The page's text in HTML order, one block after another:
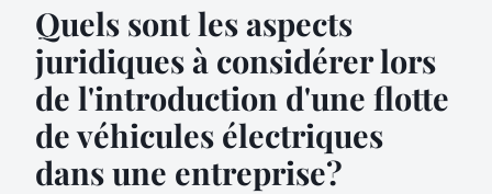
Quels sont les aspects
juridiques à considérer lors
de l'introduction d'une flotte
de véhicules électriques
dans une entreprise?